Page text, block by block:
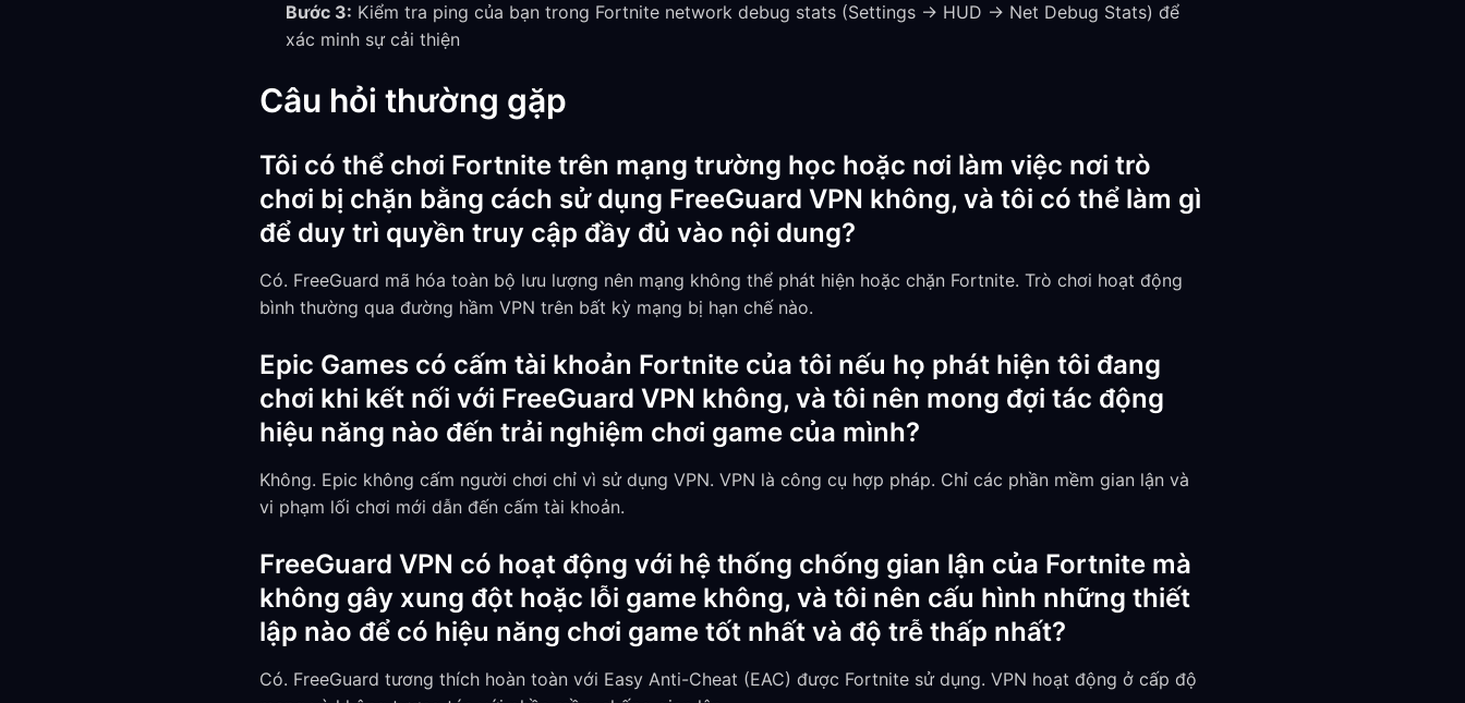
Bước 3: Kiểm tra ping của bạn trong Fortnite network debug stats (Settings → HUD → Net Debug Stats) để
xác minh sự cải thiện
Câu hỏi thường gặp
Tôi có thể chơi Fortnite trên mạng trường học hoặc nơi làm việc nơi trò
chơi bị chặn bằng cách sử dụng FreeGuard VPN không, và tôi có thể làm gì
để duy trì quyền truy cập đầy đủ vào nội dung?
Có. FreeGuard mã hóa toàn bộ lưu lượng nên mạng không thể phát hiện hoặc chặn Fortnite. Trò chơi hoạt động
bình thường qua đường hầm VPN trên bất kỳ mạng bị hạn chế nào.
Epic Games có cấm tài khoản Fortnite của tôi nếu họ phát hiện tôi đang
chơi khi kết nối với FreeGuard VPN không, và tôi nên mong đợi tác động
hiệu năng nào đến trải nghiệm chơi game của mình?
Không. Epic không cấm người chơi chỉ vì sử dụng VPN. VPN là công cụ hợp pháp. Chỉ các phần mềm gian lận và
vi phạm lối chơi mới dẫn đến cấm tài khoản.
FreeGuard VPN có hoạt động với hệ thống chống gian lận của Fortnite mà
không gây xung đột hoặc lỗi game không, và tôi nên cấu hình những thiết
lập nào để có hiệu năng chơi game tốt nhất và độ trễ thấp nhất?
Có. FreeGuard tương thích hoàn toàn với Easy Anti-Cheat (EAC) được Fortnite sử dụng. VPN hoạt động ở cấp độ